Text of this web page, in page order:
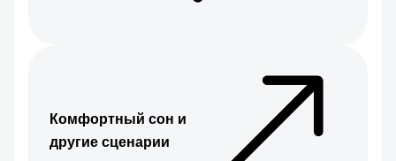
Комфортный сон и
другие сценарии